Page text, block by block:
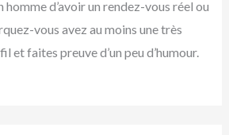
d’avoir un rendez-vous réel ou
vous avez au moins une très
et faites preuve d’un peu d’humour.